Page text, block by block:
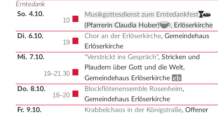
Erntedank
So. 4.10.
10 ■ Musikgottesdienst zum Erntedankfest,
(Pfarrerin Claudia Huber), Kirchenkaffee, Erlöserkirche
Di. 6.10.
19 ■ Chor an der Erlöserkirche, Gemeindehaus
Erlöserkirche
Mi. 7.10.
19–21.30 ■
"Verstrickt ins Gespräch", Stricken und
Plaudern über Gott und die Welt,
Gemeindehaus Erlöserkirche Erwachsenenbildung
Do. 8.10.
18–20 ■ Blockflötenensemble Rosenheim,
Gemeindehaus Erlöserkirche
Fr. 9.10. Krabbelchaos in der Königstraße, Offener